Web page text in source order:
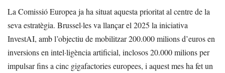
La Comissió Europea ja ha situat aquesta prioritat al centre de la
seva estratègia. Brussel·les va llançar el 2025 la iniciativa
InvestAI, amb l’objectiu de mobilitzar 200.000 milions d’euros en
inversions en intel·ligència artificial, inclosos 20.000 milions per
impulsar fins a cinc gigafactories europees, i aquest mes ha fet un